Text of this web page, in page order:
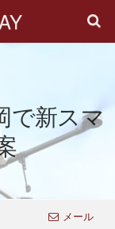
で新スマ
メール